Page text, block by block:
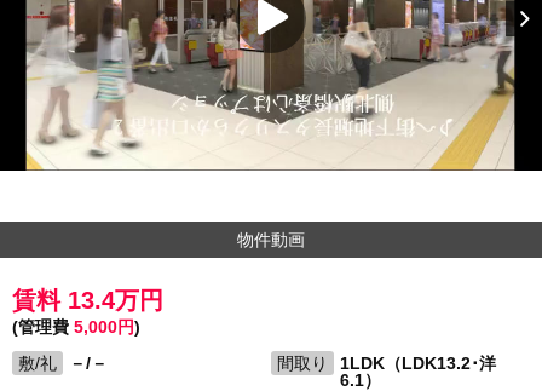
物件動画
賃料 13.4万円
(管理費 5,000円)
敷/礼
－/－ 間取り
1LDK（LDK13.2･洋
6.1）